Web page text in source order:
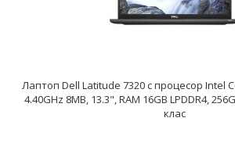
Лаптоп Dell Latitude 7320 с процесор Intel
4.40GHz 8MB, 13.3", RAM 16GB LPDDR4,
клас